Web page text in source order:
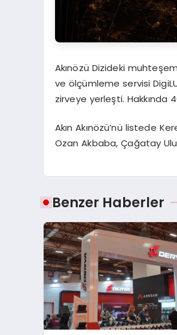
Akınözü Dizideki
ve ölçümleme servisi
zirveye yerleşti. Hakkında
Akın Akınözü’nü listede
Ozan Akbaba, Çağatay
Benzer Haberler